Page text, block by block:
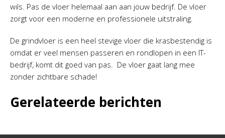
wils. Pas de vloer helemaal aan aan jouw bedrijf. De vloer
zorgt voor een moderne en professionele uitstraling.
De grindvloer is een heel stevige vloer die krasbestendig is
omdat er veel mensen passeren en rondlopen in een IT-
bedrijf, komt dit goed van pas. De vloer gaat lang mee
zonder zichtbare schade!
Gerelateerde berichten